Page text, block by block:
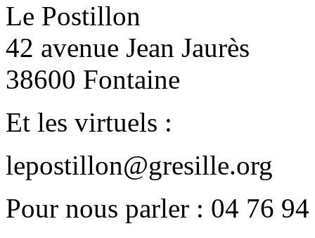
Le Postillon
42 avenue Jean Jaurès
38600 Fontaine
Et les virtuels :
lepostillon@gresille.org
Pour nous parler : 04 76